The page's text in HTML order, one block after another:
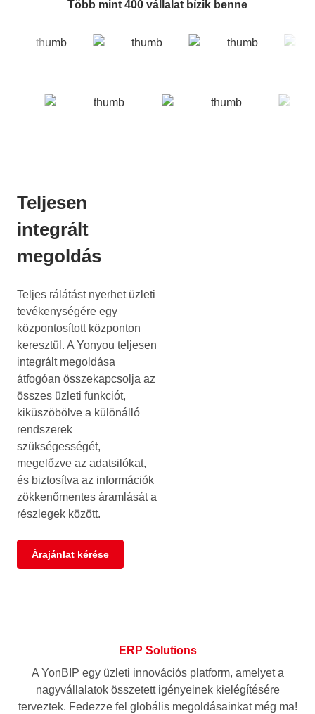
Több mint 400 vállalat bízik benne
Teljesen
integrált
megoldás
Teljes rálátást nyerhet üzleti
tevékenységére egy
központosított központon
keresztül. A Yonyou teljesen
integrált megoldása
átfogóan összekapcsolja az
összes üzleti funkciót,
kiküszöbölve a különálló
rendszerek
szükségességét,
megelőzve az adatsilókat,
és biztosítva az információk
zökkenőmentes áramlását a
részlegek között.
Árajánlat kérése
ERP Solutions
A YonBIP egy üzleti innovációs platform, amelyet a
nagyvállalatok összetett igényeinek kielégítésére
terveztek. Fedezze fel globális megoldásainkat még ma!